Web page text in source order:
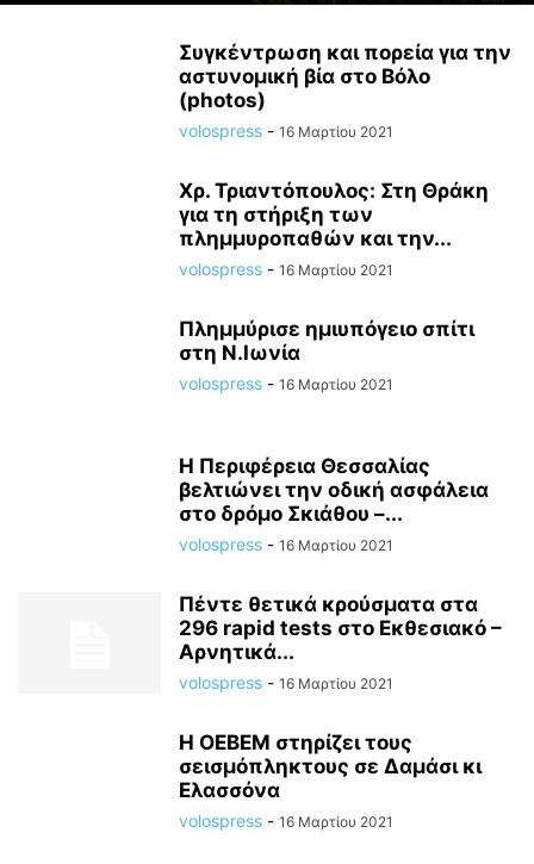
Συγκέντρωση και πορεία για την
αστυνομική βία στο Βόλο
(photos)
volospress - 16 Μαρτίου 2021
Χρ. Τριαντόπουλος: Στη Θράκη
για τη στήριξη των
πλημμυροπαθών και την...
volospress - 16 Μαρτίου 2021
Πλημμύρισε ημιυπόγειο σπίτι
στη Ν.Ιωνία
volospress - 16 Μαρτίου 2021
Η Περιφέρεια Θεσσαλίας
βελτιώνει την οδική ασφάλεια
στο δρόμο Σκιάθου –...
volospress - 16 Μαρτίου 2021
Πέντε θετικά κρούσματα στα
296 rapid tests στο Εκθεσιακό –
Αρνητικά...
volospress - 16 Μαρτίου 2021
Η ΟΕΒΕΜ στηρίζει τους
σεισμόπληκτους σε Δαμάσι κι
Ελασσόνα
volospress - 16 Μαρτίου 2021